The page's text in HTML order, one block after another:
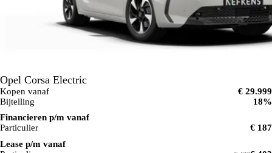
Opel Corsa Electric
Kopen vanaf
€ 29.999
Bijtelling
18%
Financieren p/m vanaf
Particulier
€ 187
Lease p/m vanaf